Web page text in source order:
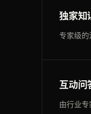
独家知
专家级的
互动问
由行业专